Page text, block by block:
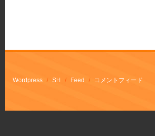
Wordpress / SH / Feed / コメントフィード